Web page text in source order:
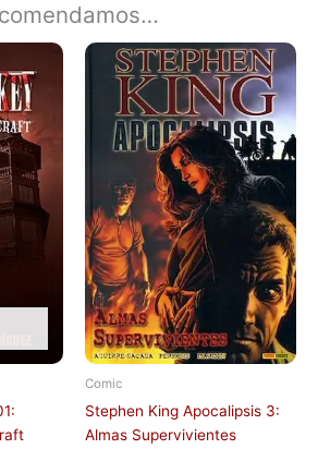
Comic
Stephen King Apocalipsis 3:
Almas Supervivientes